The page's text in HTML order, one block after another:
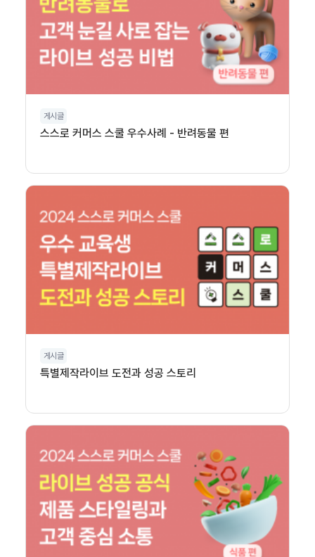
게시글
스스로 커머스 스쿨 우수사례 - 반려동물 편
게시글
특별제작라이브 도전과 성공 스토리